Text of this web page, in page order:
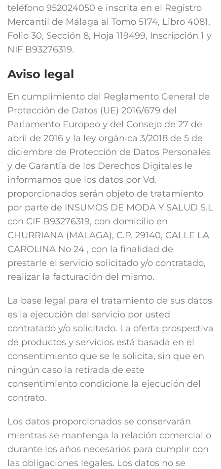
teléfono 952024050 e inscrita en el Registro
Mercantil de Málaga al Tomo 5174, Libro 4081,
Folio 30, Sección 8, Hoja 119499, Inscripción 1 y
NIF B93276319.
Aviso legal
En cumplimiento del Reglamento General de
Protección de Datos (UE) 2016/679 del
Parlamento Europeo y del Consejo de 27 de
abril de 2016 y la ley orgánica 3/2018 de 5 de
diciembre de Protección de Datos Personales
y de Garantía de los Derechos Digitales le
informamos que los datos por Vd.
proporcionados serán objeto de tratamiento
por parte de INSUMOS DE MODA Y SALUD S.L
con CIF B93276319, con domicilio en
CHURRIANA (MALAGA), C.P. 29140, CALLE LA
CAROLINA No 24 , con la finalidad de
prestarle el servicio solicitado y/o contratado,
realizar la facturación del mismo.
La base legal para el tratamiento de sus datos
es la ejecución del servicio por usted
contratado y/o solicitado. La oferta prospectiva
de productos y servicios está basada en el
consentimiento que se le solicita, sin que en
ningún caso la retirada de este
consentimiento condicione la ejecución del
contrato.
Los datos proporcionados se conservarán
mientras se mantenga la relación comercial o
durante los años necesarios para cumplir con
las obligaciones legales. Los datos no se